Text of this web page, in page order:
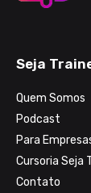
Seja
Quem Somos
Podcast
Para
Cursoria Seja
Contato